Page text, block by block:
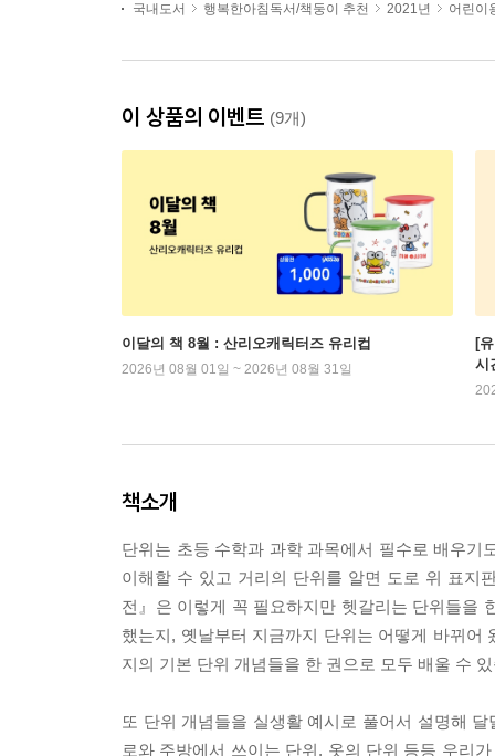
국내도서 행복한아침독서/책둥이 추천 2021년 어린이
이 상품의 이벤트 (9개)
이달의 책 8월 : 산리오캐릭터즈 유리컵
2026년 08월 01일 ~ 2026년 08월 31일
[
시
책소개
단위는 초등 수학과 과학 과목에서 필수로 배우
이해할 수 있고 거리의 단위를 알면 도로 위 표지
전』은 이렇게 꼭 필요하지만 헷갈리는 단위들을
했는지, 옛날부터 지금까지 단위는 어떻게 바뀌
지의 기본 단위 개념들을 한 권으로 모두 배울 수
또 단위 개념들을 실생활 예시로 풀어서 설명해
로와 주방에서 쓰이는 단위, 옷의 단위 등등 우리